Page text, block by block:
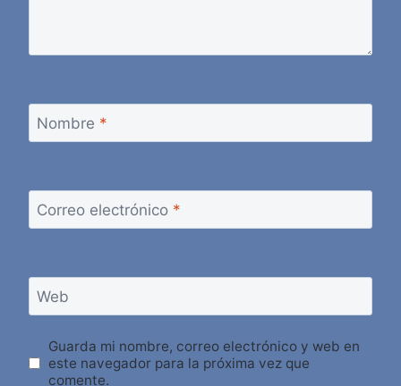
Nombre *
Correo electrónico *
Web
Guarda mi nombre, correo electrónico y web en
este navegador para la próxima vez que
comente.